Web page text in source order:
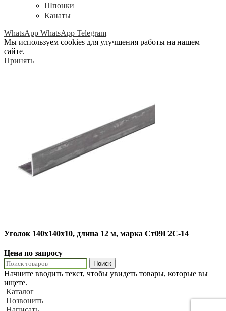
Шпонки
Канаты
WhatsApp WhatsApp Telegram
Мы используем cookies для улучшения работы на нашем
сайте.
Принять
Уголок 140х140х10, длина 12 м, марка Ст09Г2С-14
Цена по запросу
Поиск
Начните вводить текст, чтобы увидеть товары, которые вы
ищете.
Каталог
Позвонить